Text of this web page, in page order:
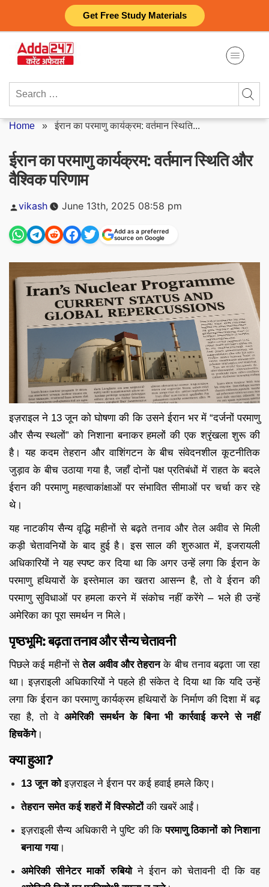
Get Free Study Materials
content
Search
Home »ईरान का परमाणु कार्यक्रम: वर्तमान स्थिति...
ईरान का परमाणु कार्यक्रम: वर्तमान स्थिति और
वैश्विक परिणाम
Posted
vikash June 13th, 2025 08:58 pm
Add as a preferred
source on Google
इज़राइल ने 13 जून को घोषणा की कि उसने ईरान भर में “दर्जनों परमाणु
और सैन्य स्थलों” को निशाना बनाकर हमलों की एक श्रृंखला शुरू की
है। यह कदम तेहरान और वाशिंगटन के बीच संवेदनशील कूटनीतिक
जुड़ाव के बीच उठाया गया है, जहाँ दोनों पक्ष प्रतिबंधों में राहत के बदले
ईरान की परमाणु महत्वाकांक्षाओं पर संभावित सीमाओं पर चर्चा कर रहे
थे।
यह नाटकीय सैन्य वृद्धि महीनों से बढ़ते तनाव और तेल अवीव से मिली
कड़ी चेतावनियों के बाद हुई है। इस साल की शुरुआत में, इजरायली
अधिकारियों ने यह स्पष्ट कर दिया था कि अगर उन्हें लगा कि ईरान के
परमाणु हथियारों के इस्तेमाल का खतरा आसन्न है, तो वे ईरान की
परमाणु सुविधाओं पर हमला करने में संकोच नहीं करेंगे – भले ही उन्हें
अमेरिका का पूरा समर्थन न मिले।
पृष्ठभूमि: बढ़ता तनाव और सैन्य चेतावनी
पिछले कई महीनों सेतेल अवीव और तेहरानके बीच तनाव बढ़ता जा रहा
था। इज़राइली अधिकारियों ने पहले ही संकेत दे दिया था कि यदि उन्हें
लगा कि ईरान का परमाणु कार्यक्रम हथियारों के निर्माण की दिशा में बढ़
रहा है, तो वे अमेरिकी समर्थन के बिना भी कार्रवाई करने से नहीं
हिचकेंगे।
क्या हुआ?
13 जून कोइज़राइल ने ईरान पर कई हवाई हमले किए।
तेहरान समेत कई शहरों में विस्फोटोंकी खबरें आईं।
इज़राइली सैन्य अधिकारी ने पुष्टि की किपरमाणु ठिकानों को निशाना
बनाया गया।
अमेरिकी सीनेटर मार्को रुबियोने ईरान को चेतावनी दी कि वह